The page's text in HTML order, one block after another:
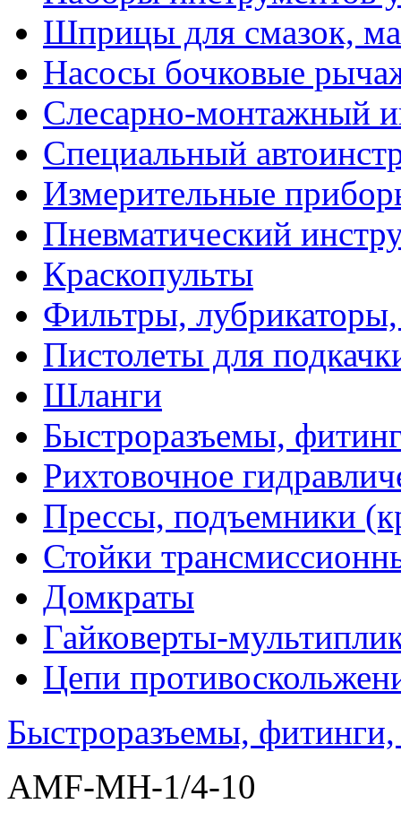
Шприцы для смазок,
Насосы бочковые
Слесарно-монтажный
Специальный
Измерительные
Пневматический
Краскопульты
Фильтры,
Пистолеты для
Шланги
Быстроразъемы,
Рихтовочное
Прессы, подъемники
Стойки
Домкраты
Гайковерты-
Цепи
Быстроразъемы,
AMF-MH-1/4-10